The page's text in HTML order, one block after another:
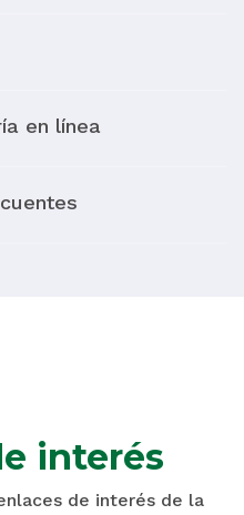
en línea
interés
de interés de la